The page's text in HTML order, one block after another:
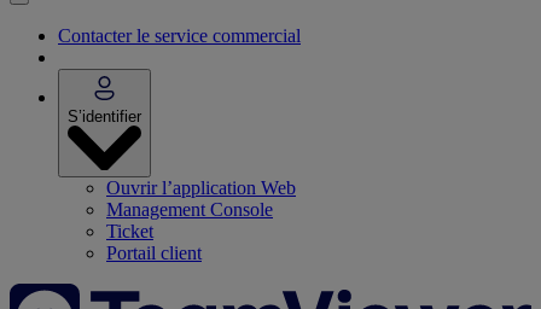
Contacter le service commercial
S’identifier
Ouvrir l’application Web
Management Console
Ticket
Portail client